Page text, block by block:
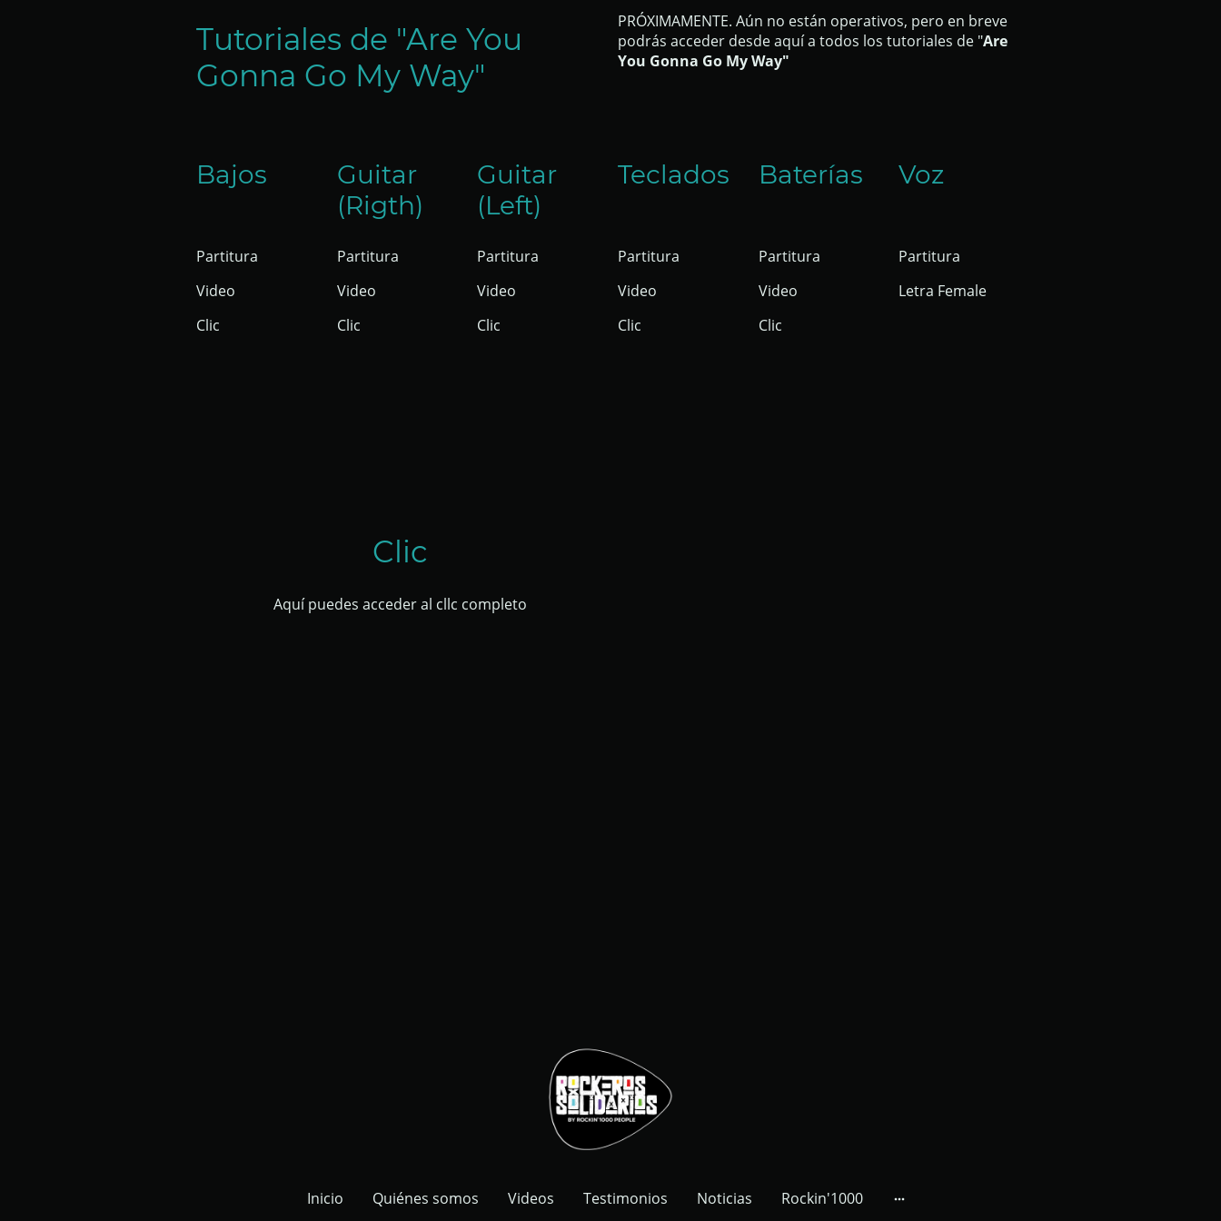
Tutoriales de "Are You
Gonna Go My Way"
PRÓXIMAMENTE. Aún no están operativos, pero en breve
podrás acceder desde aquí a todos los tutoriales de "Are
You Gonna Go My Way"
Bajos
Partitura
Video
Clic
Guitar
(Rigth)
Partitura
Video
Clic
Guitar
(Left)
Partitura
Video
Clic
Teclados
Partitura
Video
Clic
Baterías
Partitura
Video
Clic
Voz
Partitura
Letra Female
Clic
Aquí puedes acceder al cllc completo
Inicio Quiénes somos Videos Testimonios Noticias Rockin'1000